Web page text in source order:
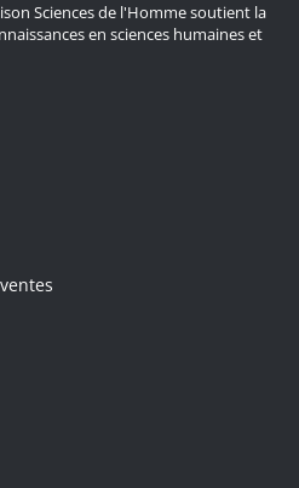
Sciences de l'Homme soutient la
en sciences humaines et